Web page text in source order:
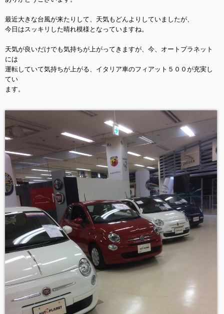
最近大きな台風が来たりして、天気もどんよりしていましたが、
今日はスッキリした晴れ模様となっていますね。
天気が良いだけでも気持ちが上がってきますが、今、オートプラネット
には
運転していて気持ちが上がる、イタリア車のフィアット５００が充実し
てい
ます。